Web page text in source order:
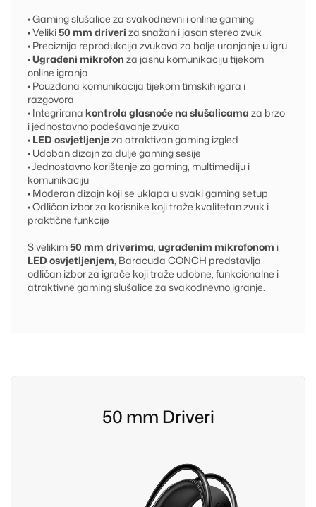
• Gaming slušalice za svakodnevni i online gaming
• Veliki50 mm driveri za snažan i jasan stereo zvuk
• Preciznija reprodukcija zvukova za bolje uranjanje u igru
•Ugrađeni mikrofon za jasnu komunikaciju tijekom
online igranja
• Pouzdana komunikacija tijekom timskih igara i
razgovora
• Integrirana kontrola glasnoće na slušalicama za brzo
i jednostavno podešavanje zvuka
• LED osvjetljenjeza atraktivan gaming izgled
• Udoban dizajn za dulje gaming sesije
• Jednostavno korištenje za gaming, multimediju i
komunikaciju
• Moderan dizajn koji se uklapa u svaki gaming setup
• Odličan izbor za korisnike koji traže kvalitetan zvuk i
praktične funkcije
S velikim50 mm driverima, ugrađenim mikrofonom i
LED osvjetljenjem, Baracuda CONCH predstavlja
odličan izbor za igrače koji traže udobne, funkcionalne i
atraktivne gaming slušalice za svakodnevno igranje.
50 mm Driveri